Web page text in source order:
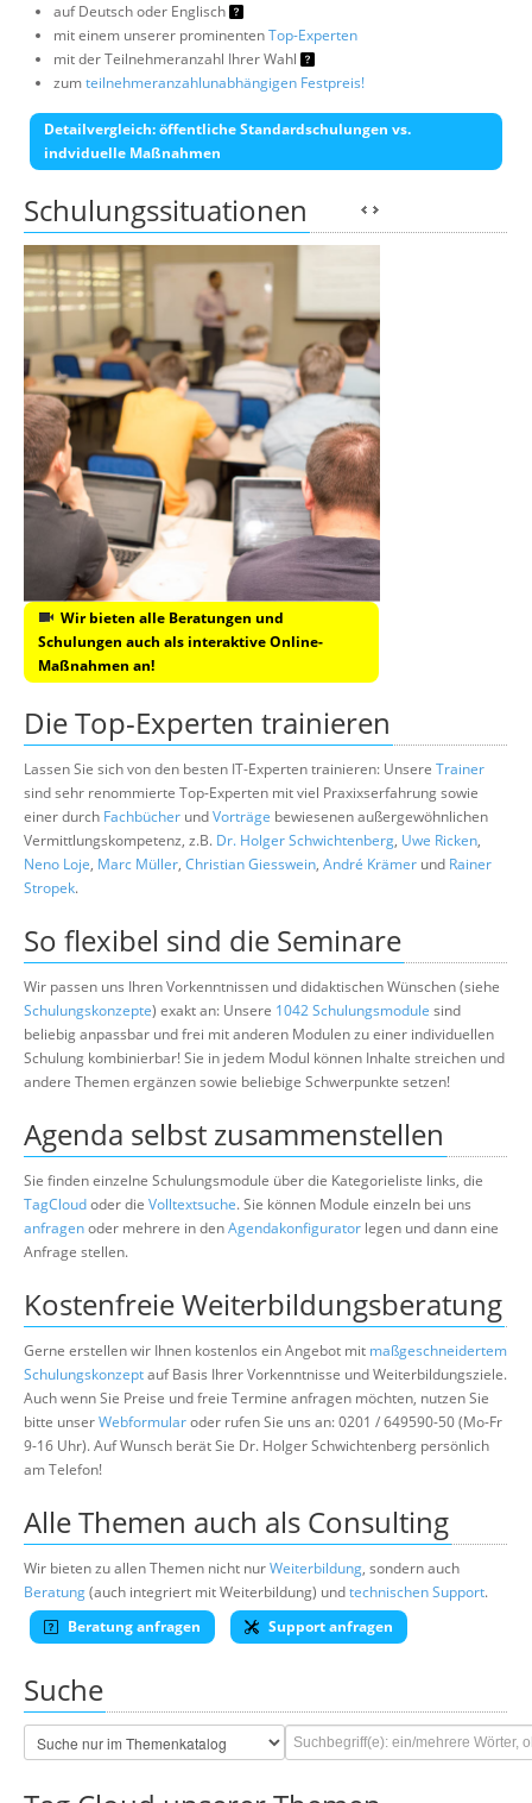
auf Deutsch oder Englisch
mit einem unserer prominentenTop-Experten
mit der Teilnehmeranzahl Ihrer Wahl
zumteilnehmeranzahlunabhängigen Festpreis!
Detailvergleich: öffentliche Standardschulungen vs.
indviduelle Maßnahmen
Schulungssituationen
Wir bieten alle Beratungen und
Schulungen auch als interaktive Online-
Maßnahmen an!
Die Top-Experten trainieren
Lassen Sie sich von den besten IT-Experten trainieren: Unsere Trainer
sind sehr renommierte Top-Experten mit viel Praxixserfahrung sowie
einer durch Fachbücher undVorträge bewiesenen außergewöhnlichen
Vermittlungskompetenz, z.B. Dr. Holger Schwichtenberg, Uwe Ricken,
Neno Loje, Marc Müller, Christian Giesswein, André Krämer und Rainer
Stropek.
So flexibel sind die Seminare
Wir passen uns Ihren Vorkenntnissen und didaktischen Wünschen (siehe
Schulungskonzepte) exakt an: Unsere 1042 Schulungsmodule sind
beliebig anpassbar und frei mit anderen Modulen zu einer individuellen
Schulung kombinierbar! Sie in jedem Modul können Inhalte streichen und
andere Themen ergänzen sowie beliebige Schwerpunkte setzen!
Agenda selbst zusammenstellen
Sie finden einzelne Schulungsmodule über die Kategorieliste links, die
TagCloudoder die Volltextsuche. Sie können Module einzeln bei uns
anfragenoder mehrere in denAgendakonfigurator legen und dann eine
Anfrage stellen.
Kostenfreie Weiterbildungsberatung
Gerne erstellen wir Ihnen kostenlos ein Angebot mit maßgeschneidertem
Schulungskonzeptauf Basis Ihrer Vorkenntnisse und Weiterbildungsziele.
Auch wenn Sie Preise und freie Termine anfragen möchten, nutzen Sie
bitte unserWebformularoder rufen Sie uns an: 0201 / 649590-50 (Mo-Fr
9-16 Uhr). Auf Wunsch berät Sie Dr. Holger Schwichtenberg persönlich
am Telefon!
Alle Themen auch als Consulting
Wir bieten zu allen Themen nicht nurWeiterbildung, sondern auch
Beratung(auch integriert mit Weiterbildung) undtechnischen Support.
Beratung anfragen
Support anfragen
Suche